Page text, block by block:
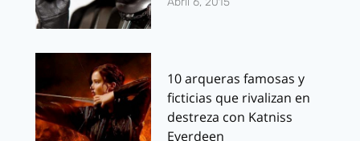
10 arqueras famosas y
ficticias que rivalizan en
destreza con Katniss
Everdeen